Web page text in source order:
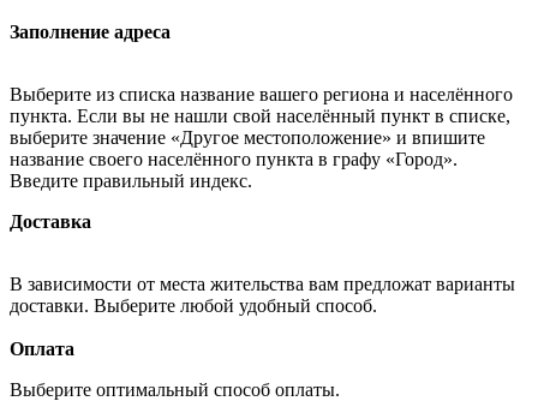
Заполнение адреса
Выберите из списка название вашего региона и населённого
пункта. Если вы не нашли свой населённый пункт в списке,
выберите значение «Другое местоположение» и впишите
название своего населённого пункта в графу «Город».
Введите правильный индекс.
Доставка
В зависимости от места жительства вам предложат варианты
доставки. Выберите любой удобный способ.
Оплата
Выберите оптимальный способ оплаты.